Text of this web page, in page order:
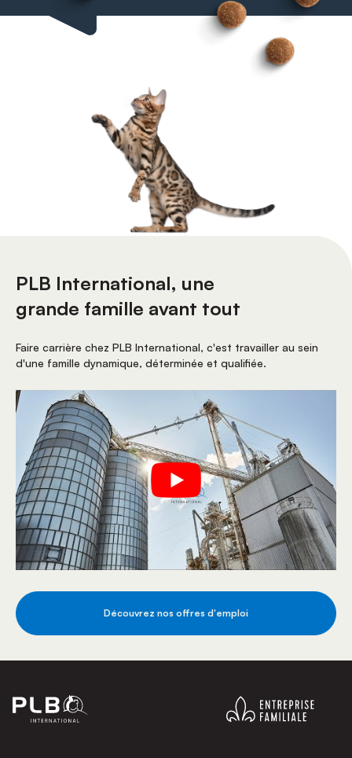
PLB International, une
grande famille avant tout
Faire carrière chez PLB International, c'est travailler au sein
d'une famille dynamique, déterminée et qualifiée.
Découvrez nos offres d'emploi